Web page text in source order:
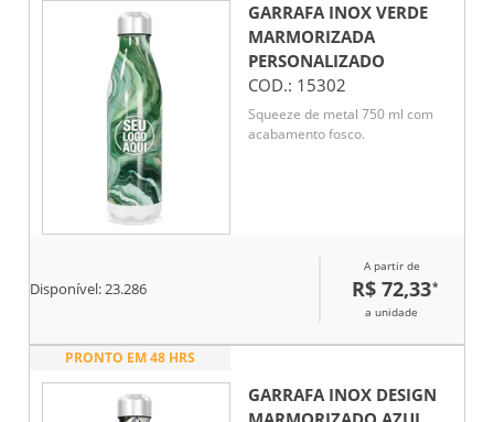
GARRAFA INOX VERDE
MARMORIZADA
PERSONALIZADO
COD.: 15302
Squeeze de metal 750 ml com
acabamento fosco.
Disponível:23.286
A partir de
R$ 72,33*
a unidade
PRONTO EM 48 HRS
GARRAFA INOX DESIGN